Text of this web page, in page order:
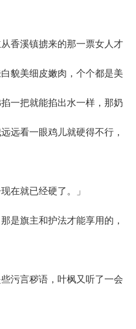
溪镇掳来的那一票女人才
貌美细皮嫩肉，个个都是美
一把就能掐出水一样，那奶
远看一眼鸡儿就硬得不行，
就已经硬了。」
旗主和护法才能享用的，
言秽语，叶枫又听了一会